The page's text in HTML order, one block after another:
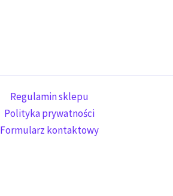
Regulamin sklepu
Polityka prywatności
Formularz kontaktowy